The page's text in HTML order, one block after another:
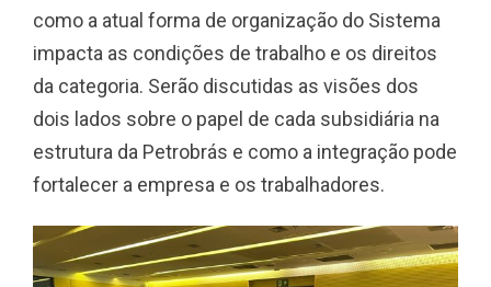
como a atual forma de organização do Sistema
impacta as condições de trabalho e os direitos
da categoria. Serão discutidas as visões dos
dois lados sobre o papel de cada subsidiária na
estrutura da Petrobrás e como a integração pode
fortalecer a empresa e os trabalhadores.